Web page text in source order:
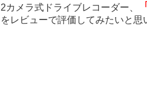
2カメラ式ドライブレコーダー、
をレビューで評価してみたいと思